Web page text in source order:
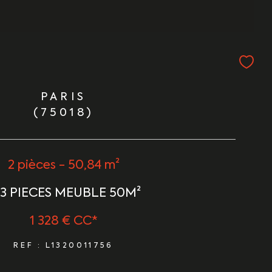
PARIS
(75018)
2 pièces - 50,84 m²
PIECES MEUBLE 50M²
1 328 € CC*
REF : L1320011756